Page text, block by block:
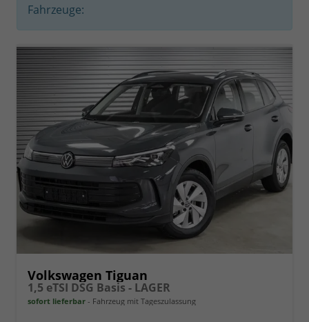
Fahrzeuge:
Volkswagen Tiguan
1,5 eTSI DSG Basis - LAGER
sofort lieferbar Fahrzeug mit Tageszulassung